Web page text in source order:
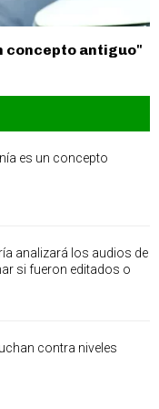
concepto antiguo"
es un concepto
analizará los audios de
si fueron editados o
contra niveles